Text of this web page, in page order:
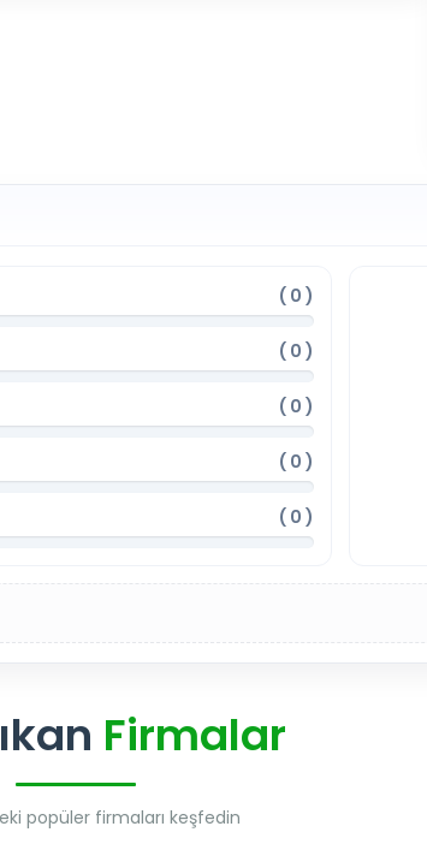
( 0 )
( 0 )
( 0 )
( 0 )
( 0 )
Firmalar
popüler firmaları keşfedin